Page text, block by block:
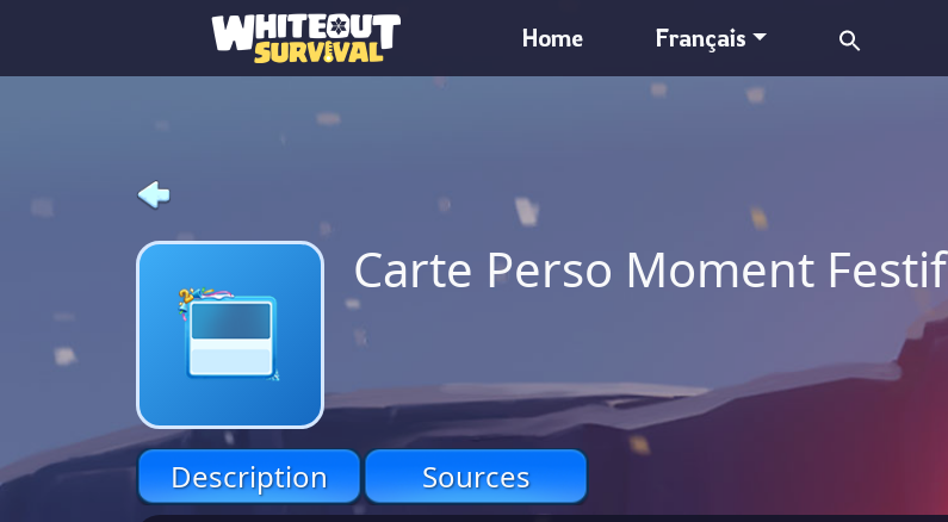
Home Français
Carte Perso Moment Festif
Description Sources